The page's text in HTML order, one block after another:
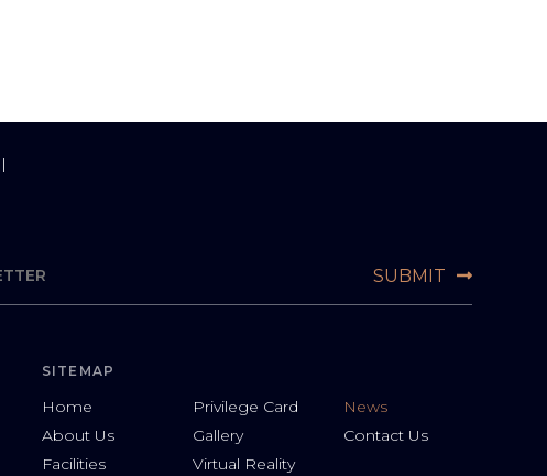
SITEMAP
Home
About Us
Facilities
Privilege Card
Gallery
Virtual Reality
News
Contact Us